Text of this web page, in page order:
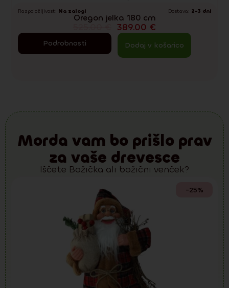
Razpoložljivost: Na zalogi Dostava: 2-3 dni
Oregon jelka 180 cm
389.00 €
Podrobnosti Dodaj v košarico
Morda vam bo prišlo prav
za vaše drevesce
Iščete Božička ali božični venček?
-25%